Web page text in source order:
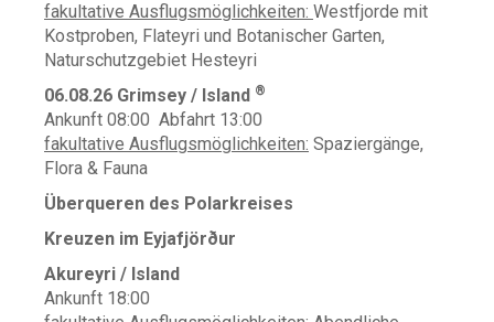
fakultative Ausflugsmöglichkeiten: Westfjorde mit
Kostproben, Flateyri und Botanischer Garten,
Naturschutzgebiet Hesteyri
06.08.26 Grimsey / Island ®
Ankunft 08:00 Abfahrt 13:00
fakultative Ausflugsmöglichkeiten: Spaziergänge,
Flora & Fauna
Überqueren des Polarkreises
Kreuzen im Eyjafjörður
Akureyri / Island
Ankunft 18:00